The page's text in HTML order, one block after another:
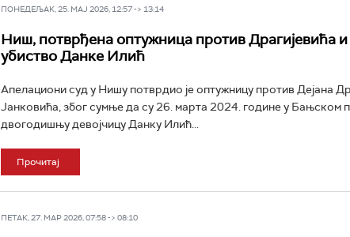
ПОНЕДЕЉАК, 25. МАЈ 2026, 12:57 -> 13:14
Ниш, потврђена оптужница против Драгијевића
убиство Данке Илић
Апелациони суд у Нишу потврдио је оптужницу против Дејана
Јанковића, због сумње да су 26. марта 2024. године у Бањском
двогодишњу девојчицу Данку Илић...
Прочитај
ПЕТАК, 27. МАР 2026, 07:58 -> 08:10